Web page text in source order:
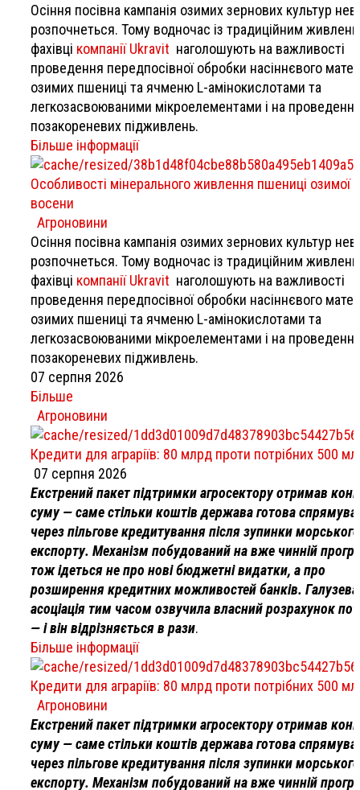
Осіння посівна кампанія озимих зернових культур
розпочнеться. Тому водночас із традиційним
фахівці компанії Ukravit наголошують на важливості
проведення передпосівної обробки насіннєвого
озимих пшениці та ячменю L-амінокислотами та
легкозасвоюваними мікроелементами і на проведенні
позакореневих підживлень.
Більше інформації
Особливості мінерального живлення пшениці озимої
восени
Агроновини
Осіння посівна кампанія озимих зернових культур
розпочнеться. Тому водночас із традиційним
фахівці компанії Ukravit наголошують на важливості
проведення передпосівної обробки насіннєвого
озимих пшениці та ячменю L-амінокислотами та
легкозасвоюваними мікроелементами і на проведенні
позакореневих підживлень.
07 серпня 2026
Більше
Агроновини
Кредити для аграріїв: 80 млрд проти потрібних 500
07 серпня 2026
Екстрений пакет підтримки агросектору отримав
суму — саме стільки коштів держава готова
через пільгове кредитування після зупинки морського
експорту. Механізм побудований на вже чинній
тож ідеться не про нові бюджетні видатки, а про
розширення кредитних можливостей банків. Галузева
асоціація тим часом озвучила власний розрахунок
— і він відрізняється в рази.
Більше інформації
Кредити для аграріїв: 80 млрд проти потрібних 500
Агроновини
Екстрений пакет підтримки агросектору отримав
суму — саме стільки коштів держава готова
через пільгове кредитування після зупинки морського
експорту. Механізм побудований на вже чинній